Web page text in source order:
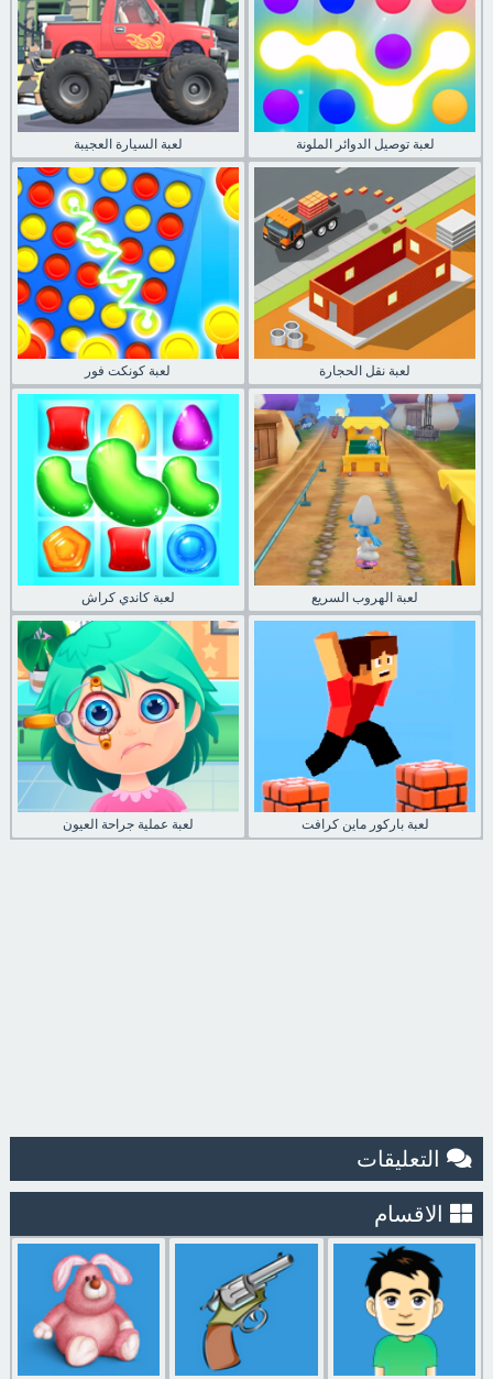
لعبة السيارة العجيبة لعبة توصيل الدوائر الملونة
لعبة كونكت فور لعبة نقل الحجارة
لعبة كاندي كراش لعبة الهروب السريع
لعبة عملية جراحة العيون لعبة باركور ماين كرافت
التعليقات
الاقسام